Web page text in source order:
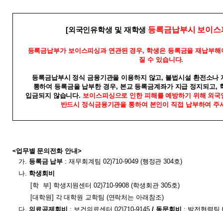
[외국인유학생 및 재학생 등록금납부시 보이 스
등록금납부가 보이스피싱과 연관된 경우, 학생은 등록금을 재납부해
질 수 있습니다.
등록금납부시 정식 금융기관을 이용하지 않고, 불법시설 환전소나
통하여 등록금을 납부한 경우, 본교 등록금계좌가 지급 정지되고,
입금되지 않습니다. 보이스피싱으로 인한 피해를 예방하기 위해 외
반드시 정식금융기관을 통하여 본인이 직접 납부하여 주
<업무별 문의전화 안내>
가. 등록금 납부 :재무회계팀 02)710-9049 (행정관 304호)
나. 학생회비
[학 부] 학생지원센터 02)710-9908 (학생회관305호)
[대학원] 각 대학원 교학팀 (연락처는 아래참조)
다. 의료공제회비 : 보건의료센터 02)710-9145 / 동문회비
: 발전협력팀